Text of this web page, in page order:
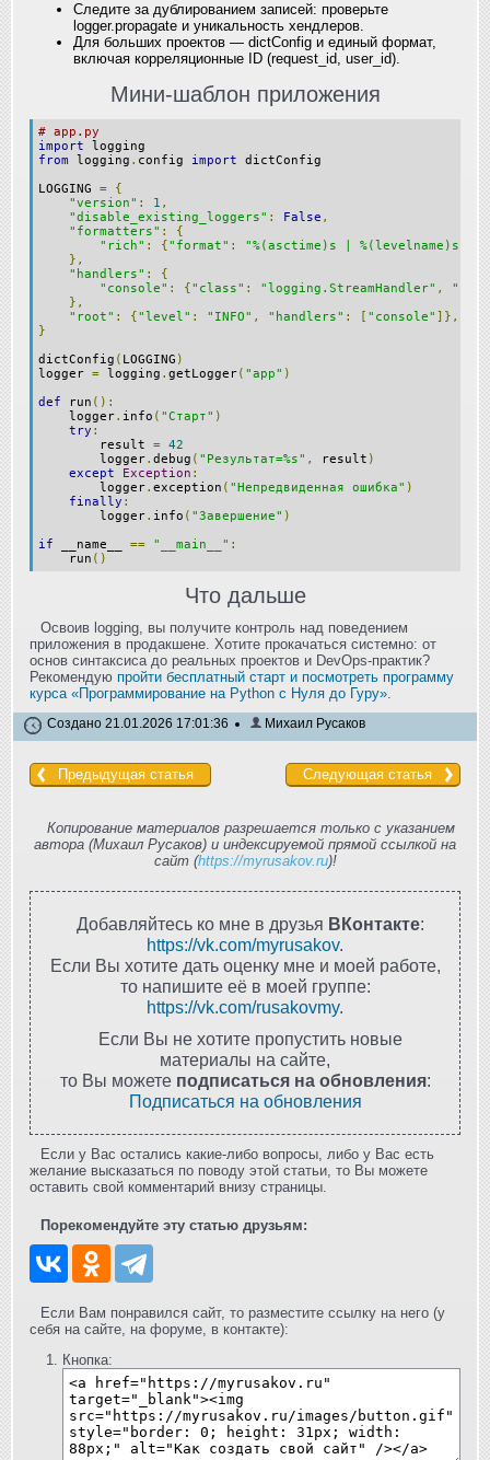
Следите за дублированием записей: проверьте
logger.propagate и уникальность хендлеров.
Для больших проектов — dictConfig и единый формат,
включая корреляционные ID (request_id, user_id).
Мини‑шаблон приложения
# app.py
import logging
from logging . config import dictConfig
LOGGING =
{
"version" : 1 ,
"disable_existing_loggers" : False ,
"formatters" :
{
"rich" : {"format" :
"%(asctime)s | %(levelname)s |
},
"handlers" :
{
"console" : {"class" : "logging.StreamHandler" ,
},
"root" : {"level" : "INFO" , "handlers" : [ "console" ]},
}
dictConfig ( LOGGING )
logger = logging . getLogger( "app" )
def run ():
logger. info ( "Старт" )
try :
result = 42
logger. debug ( "Результат=%s" , result )
except
Exception :
logger. exception ( "Непредвиденная ошибка" )
finally :
logger. info ( "Завершение" )
if __name__ == "__main__" :
run ()
Что дальше
Освоив logging, вы получите контроль над поведением
приложения в продакшене. Хотите прокачаться системно: от
основ синтаксиса до реальных проектов и DevOps‑практик?
Рекомендую пройти бесплатный старт и посмотреть программу
курса «Программирование на Python с Нуля до Гуру»
Создано 21.01.2026 17:01:36 Михаил Русаков
Предыдущая статья Следующая статья
Копирование материалов разрешается только с указанием
автора (Михаил Русаков) и индексируемой прямой ссылкой на
сайт (https://myrusakov.ru)!
Добавляйтесь ко мне в друзья ВКонтакте:
https://vk.com/myrusakov.
Если Вы хотите дать оценку мне и моей работе,
то напишите её в моей группе:
https://vk.com/rusakovmy.
Если Вы не хотите пропустить новые
материалы на сайте,
то Вы можете подписаться на обновления:
Подписаться на обновления
Если у Вас остались какие-либо вопросы, либо у Вас есть
желание высказаться по поводу этой статьи, то Вы можете
оставить свой комментарий внизу страницы.
Порекомендуйте эту статью друзьям:
Если Вам понравился сайт, то разместите ссылку на него (у
себя на сайте, на форуме, в контакте):
Кнопка: